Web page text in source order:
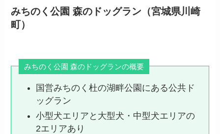
みちのく公園 森のドッグラン（宮城県川崎
町）
みちのく公園 森のドッグランの概要
国営みちのく杜の湖畔公園にある公共ド
ッグラン
小型犬エリアと大型犬・中型犬エリアの
2エリアあり